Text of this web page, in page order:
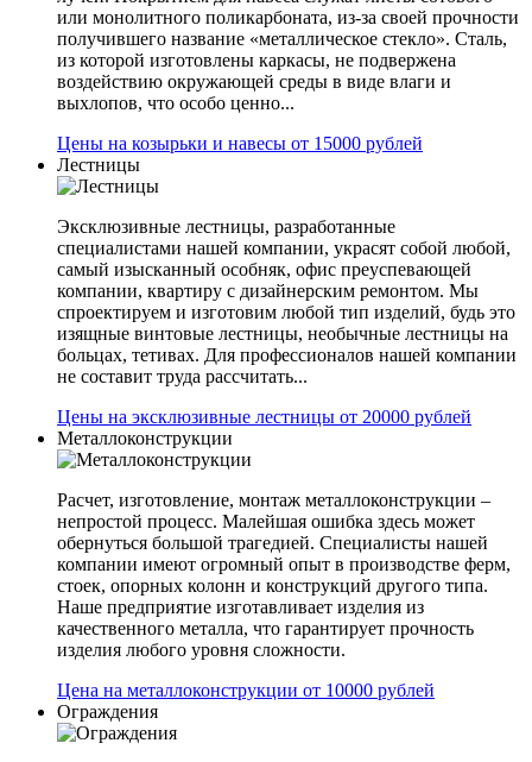
или монолитного поликарбоната, из-за своей прочности
получившего название «металлическое стекло». Сталь,
из которой изготовлены каркасы, не подвержена
воздействию окружающей среды в виде влаги и
выхлопов, что особо ценно...
Цены на козырьки и навесы от 15000 рублей
Лестницы
Эксклюзивные лестницы, разработанные
специалистами нашей компании, украсят собой любой,
самый изысканный особняк, офис преуспевающей
компании, квартиру с дизайнерским ремонтом. Мы
спроектируем и изготовим любой тип изделий, будь это
изящные винтовые лестницы, необычные лестницы на
больцах, тетивах. Для профессионалов нашей компании
не составит труда рассчитать...
Цены на эксклюзивные лестницы от 20000 рублей
Металлоконструкции
Расчет, изготовление, монтаж металлоконструкции –
непростой процесс. Малейшая ошибка здесь может
обернуться большой трагедией. Специалисты нашей
компании имеют огромный опыт в производстве ферм,
стоек, опорных колонн и конструкций другого типа.
Наше предприятие изготавливает изделия из
качественного металла, что гарантирует прочность
изделия любого уровня сложности.
Цена на металлоконструкции от 10000 рублей
Ограждения